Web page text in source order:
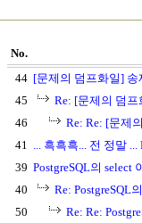
No.
44 [문제의 덤프화일]
45
Re: [문제의 덤
46
Re: Re: [문제
41 ... 흑흑흑... 전 정말 ...
39 PostgreSQL의 select
40
Re: PostgreSQL
50
Re: Re: